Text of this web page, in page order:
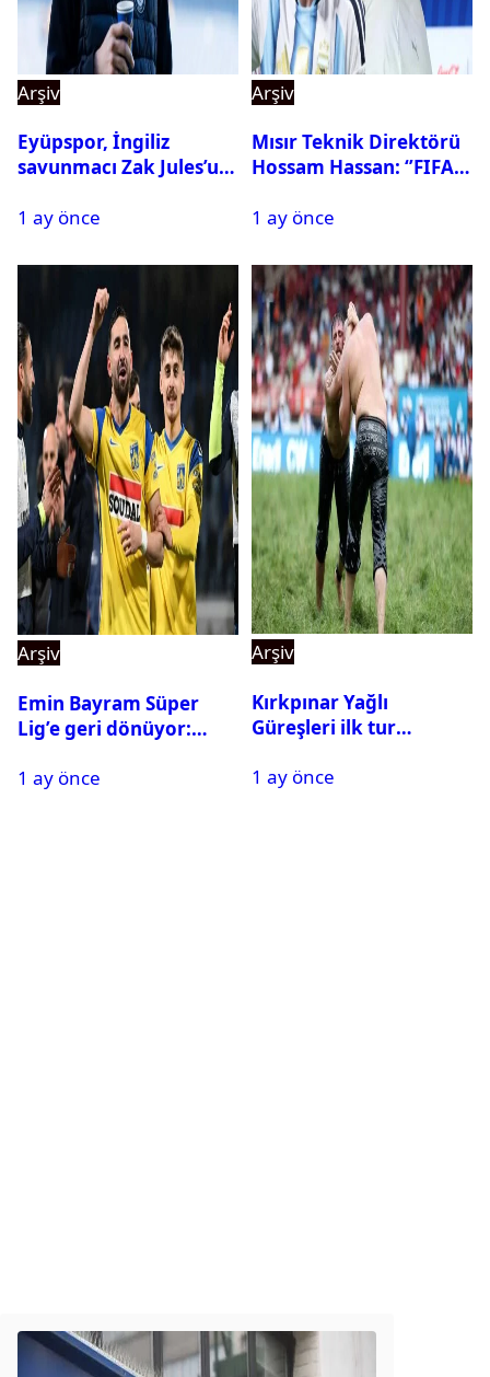
Arşiv
Eyüpspor, İngiliz
savunmacı Zak Jules’u
1 ay önce
Arşiv
Mısır Teknik Direktörü
Hossam Hassan: ‘’FIFA,
istemiyor’’
1 ay önce
Arşiv
Emin Bayram Süper
Lig’e geri dönüyor:
1 ay önce
Arşiv
Kırkpınar Yağlı
Güreşleri ilk tur
2. tura geçen
1 ay önce